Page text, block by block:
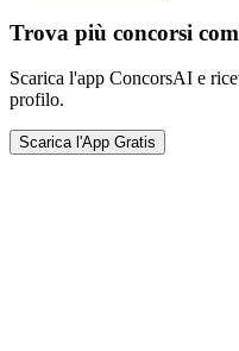
Trova più concorsi
Scarica l'app ConcorsAI e
profilo.
Scarica l'App Gratis